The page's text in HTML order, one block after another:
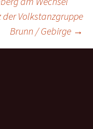
der Volkstanzgruppe
Brunn / Gebirge →